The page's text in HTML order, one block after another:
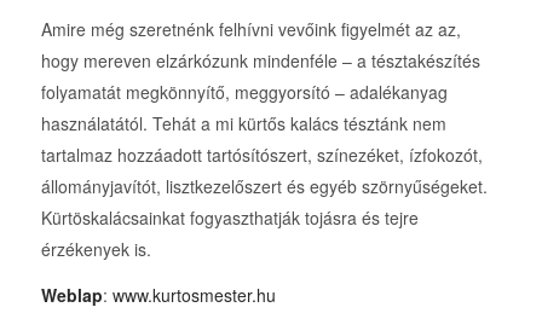
Amire még szeretnénk felhívni vevőink figyelmét az az,
hogy mereven elzárkózunk mindenféle – a tésztakészítés
folyamatát megkönnyítő, meggyorsító – adalékanyag
használatától. Tehát a mi kürtős kalács tésztánk nem
tartalmaz hozzáadott tartósítószert, színezéket, ízfokozót,
állományjavítót, lisztkezelőszert és egyéb szörnyűségeket.
Kürtöskalácsainkat fogyaszthatják tojásra és tejre
érzékenyek is.
Weblap: www.kurtosmester.hu